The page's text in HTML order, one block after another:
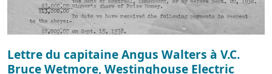
Lettre du capitaine Angus Walters à V.C.
Bruce Wetmore, Westinghouse Electric